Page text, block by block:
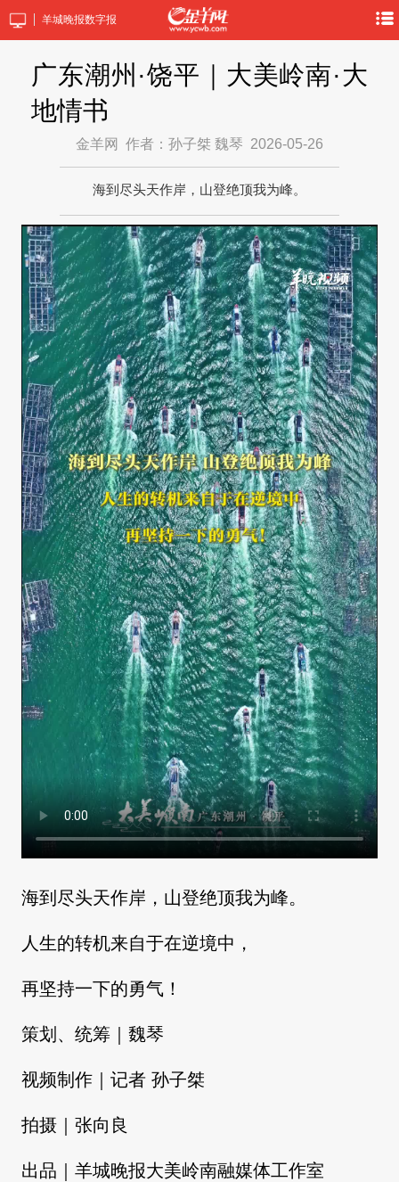
羊城晚报数字报
广东潮州·饶平｜大美岭南·大
地情书
金羊网 作者：孙子桀 魏琴 2026-05-26
海到尽头天作岸，山登绝顶我为峰。
海到尽头天作岸，山登绝顶我为峰。
人生的转机来自于在逆境中，
再坚持一下的勇气！
策划、统筹｜魏琴
视频制作｜记者 孙子桀
拍摄｜张向良
出品｜羊城晚报大美岭南融媒体工作室